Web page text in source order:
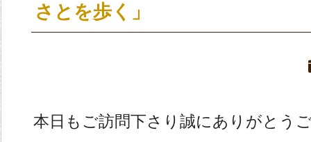
さとを歩く」
本日もご訪問下さり誠にありがとう